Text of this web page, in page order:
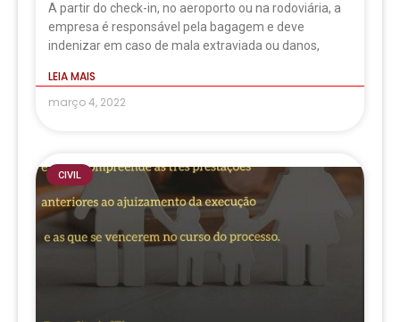
A partir do check-in, no aeroporto ou na rodoviária, a
empresa é responsável pela bagagem e deve
indenizar em caso de mala extraviada ou danos,
LEIA MAIS
março 4, 2022
CIVIL